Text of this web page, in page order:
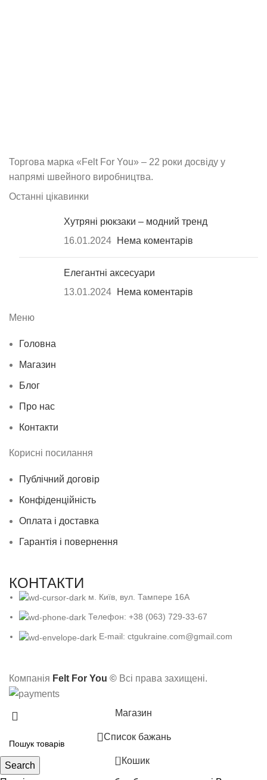
Торгова марка «Felt For You» – 22 роки досвіду у
напрямі швейного виробництва.
Останні цікавинки
Хутряні рюкзаки – модний тренд
16.01.2024
Нема коментарів
Елегантні аксесуари
13.01.2024
Нема коментарів
Меню
Головна
Магазин
Блог
Про нас
Контакти
Корисні посилання
Публічний договір
Конфіденційність
Оплата і доставка
Гарантія і повернення
КОНТАКТИ
м. Київ, вул. Тампере 16А
Телефон: +38 (063) 729-33-67
E-mail: ctgukraine.com@gmail.com
Компанія Felt For You © Всі права захищені.
Search
Магазин
Список бажань
0 Кошик